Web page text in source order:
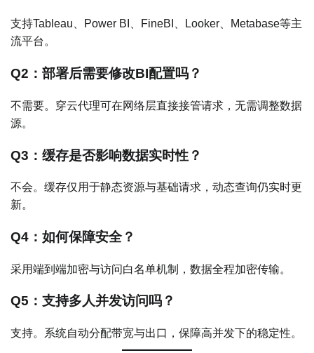
支持Tableau、Power BI、FineBI、Looker、Metabase等主
流平台。
Q2：部署后需要修改BI配置吗？
不需要。穿云代理可在网络层直接接管请求，无需调整数据
源。
Q3：缓存是否影响数据实时性？
不会。缓存仅用于静态资源与基础请求，动态查询仍实时更
新。
Q4：如何保障安全？
采用端到端加密与访问白名单机制，数据全程加密传输。
Q5：支持多人并发访问吗？
支持。系统自动分配带宽与出口，保障高并发下的稳定性。